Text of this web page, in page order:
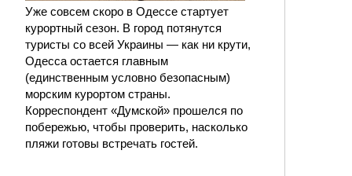
Уже совсем скоро в Одессе стартует
курортный сезон. В город потянутся
туристы со всей Украины — как ни крути,
Одесса остается главным
(единственным условно безопасным)
морским курортом страны.
Корреспондент «Думской» прошелся по
побережью, чтобы проверить, насколько
пляжи готовы встречать гостей.